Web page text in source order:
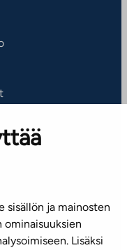
sisällön ja mainosten
ominaisuuksien
Lisäksi